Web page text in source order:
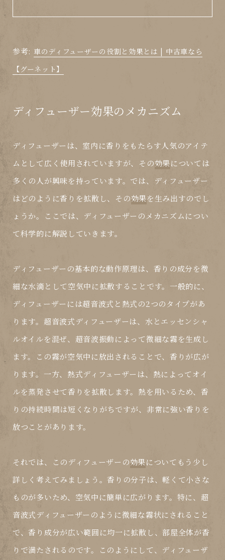
参考: 車のディフューザーの役割と効果とは | 中古車なら
【グーネット】
ディフューザー効果のメカニズム
ディフューザーは、室内に香りをもたらす人気のアイテ
ムとして広く使用されていますが、その効果については
多くの人が興味を持っています。では、ディフューザー
はどのように香りを拡散し、その効果を生み出すのでし
ょうか。ここでは、ディフューザーのメカニズムについ
て科学的に解説していきます。
ディフューザーの基本的な動作原理は、香りの成分を微
細な水滴として空気中に拡散することです。一般的に、
ディフューザーには超音波式と熱式の2つのタイプがあ
ります。超音波式ディフューザーは、水とエッセンシャ
ルオイルを混ぜ、超音波振動によって微細な霧を生成し
ます。この霧が空気中に放出されることで、香りが広が
ります。一方、熱式ディフューザーは、熱によってオイ
ルを蒸発させて香りを拡散します。熱を用いるため、香
りの持続時間は短くなりがちですが、非常に強い香りを
放つことがあります。
それでは、このディフューザーの効果についてもう少し
詳しく考えてみましょう。香りの分子は、軽くて小さな
ものが多いため、空気中に簡単に広がります。特に、超
音波式ディフューザーのように微細な霧状にされること
で、香り成分が広い範囲に均一に拡散し、部屋全体が香
りで満たされるのです。このようにして、ディフューザ